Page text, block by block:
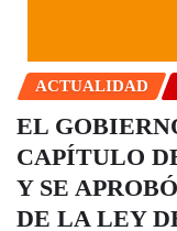
ACTUALIDAD
EL
CAPÍTULO
Y SE
DE LA LEY